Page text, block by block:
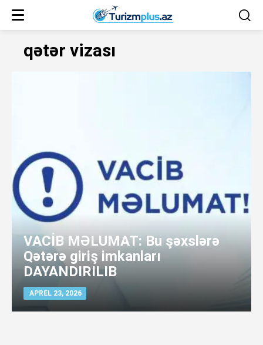
qətər vizası
VACİB MƏLUMAT: Bu şəxslərə
Qətərə giriş imkanları
DAYANDIRILIB
APREL 23, 2026